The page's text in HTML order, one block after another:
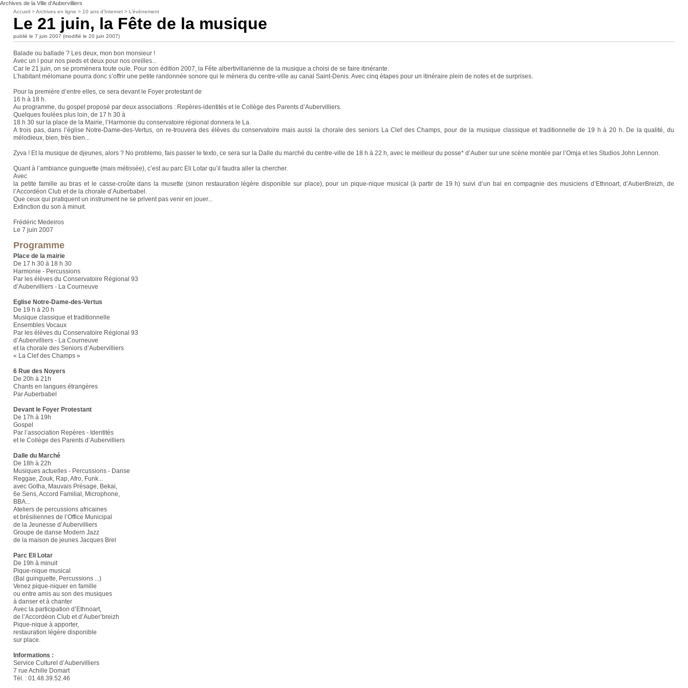
Archives de la Ville d’Aubervilliers
Accueil >Archives en ligne > 10 ans d’Internet >L’événement
Le 21 juin, la Fête de la musique
publié le 7 juin 2007 (modifié le 20 juin 2007)
Balade ou ballade ? Les deux, mon bon monsieur !
Avec un l pour nos pieds et deux pour nos oreilles...
Car le 21 juin, on se promènera toute ouïe. Pour son édition 2007, la Fête albertivillarienne de la musique a choisi de se faire itinérante.
L’habitant mélomane pourra donc s’offrir une petite randonnée sonore qui le mènera du centre-ville au canal Saint-Denis. Avec cinq étapes pour un itinéraire plein de notes et de surprises.
Pour la première d’entre elles, ce sera devant le Foyer protestant de
16 h à 18 h.
Au programme, du gospel proposé par deux associations : Repères-identités et le Collège des Parents d’Aubervilliers.
Quelques foulées plus loin, de 17 h 30 à
18 h 30 sur la place de la Mairie, l’Harmonie du conservatoire régional donnera le La.
A trois pas, dans l’église Notre-Dame-des-Vertus, on re-trouvera des élèves du conservatoire mais aussi la chorale des seniors La Clef des Champs, pour de la musique classique et traditionnelle de 19 h à 20 h. De la qualité, du
mélodieux, bien, très bien...
Zyva ! Et la musique de djeunes, alors ? No problemo, fais passer le texto, ce sera sur la Dalle du marché du centre-ville de 18 h à 22 h, avec le meilleur du posse* d’Auber sur une scène montée par l’Omja et les Studios John Lennon.
Quant à l’ambiance guinguette (mais métissée), c’est au parc Eli Lotar qu’il faudra aller la chercher.
Avec
la petite famille au bras et le casse-croûte dans la musette (sinon restauration légère disponible sur place), pour un pique-nique musical (à partir de 19 h) suivi d’un bal en compagnie des musiciens d’Ethnoart, d’AuberBreizh, de
l’Accordéon Club et de la chorale d’Auberbabel.
Que ceux qui pratiquent un instrument ne se privent pas venir en jouer...
Extinction du son à minuit.
Frédéric Medeiros
Le 7 juin 2007
Programme
Place de la mairie
De 17 h 30 à 18 h 30
Harmonie - Percussions
Par les élèves du Conservatoire Régional 93
d’Aubervilliers - La Courneuve
Eglise Notre-Dame-des-Vertus
De 19 h à 20 h
Musique classique et traditionnelle
Ensembles Vocaux
Par les élèves du Conservatoire Régional 93
d’Aubervilliers - La Courneuve
et la chorale des Seniors d’Aubervilliers
« La Clef des Champs »
6 Rue des Noyers
De 20h à 21h
Chants en langues étrangères
Par Auberbabel
Devant le Foyer Protestant
De 17h à 19h
Gospel
Par l’association Repères - Identités
et le Collège des Parents d’Aubervilliers
Dalle du Marché
De 18h à 22h
Musiques actuelles - Percussions - Danse
Reggae, Zouk, Rap, Afro, Funk...
avec Gotha, Mauvais Présage, Bekai,
6e Sens, Accord Familial, Microphone,
BBA...
Ateliers de percussions africaines
et brésiliennes de l’Office Municipal
de la Jeunesse d’Aubervilliers
Groupe de danse Modern Jazz
de la maison de jeunes Jacques Brel
Parc Eli Lotar
De 19h à minuit
Pique-nique musical
(Bal guinguette, Percussions ...)
Venez pique-niquer en famille
ou entre amis au son des musiques
à danser et à chanter
Avec la participation d’Ethnoart,
de l’Accordéon Club et d’Auber’breizh
Pique-nique à apporter,
restauration légère disponible
sur place.
Informations :
Service Culturel d’Aubervilliers
7 rue Achille Domart
Tél. : 01.48.39.52.46